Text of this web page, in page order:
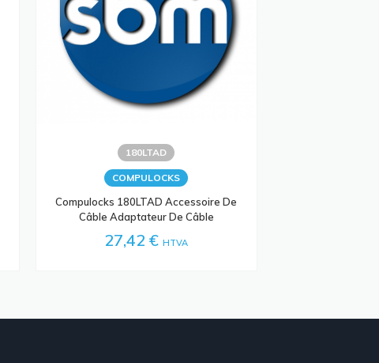
180LTAD
COMPULOCKS
Compulocks 180LTAD Accessoire De
Câble Adaptateur De Câble
27,42 € HTVA